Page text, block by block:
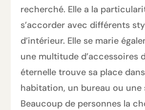
recherché. Elle a la
s’accorder avec différents
d’intérieur. Elle se marie
une multitude d’accessoires
éternelle trouve sa place
habitation, un bureau ou une
Beaucoup de personnes la